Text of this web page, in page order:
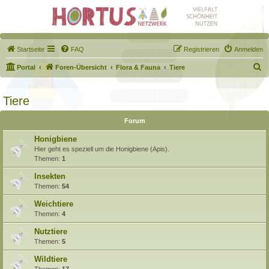
Startseite FAQ Anmelden
Registrieren
Portal Foren-Übersicht Flora & Fauna Tiere
u
h
Tiere
Forum
Honigbiene
Hier geht es speziell um die Honigbiene (Apis).
Themen: 1
Insekten
Themen: 54
Weichtiere
Themen: 4
Nutztiere
Themen: 5
Wildtiere